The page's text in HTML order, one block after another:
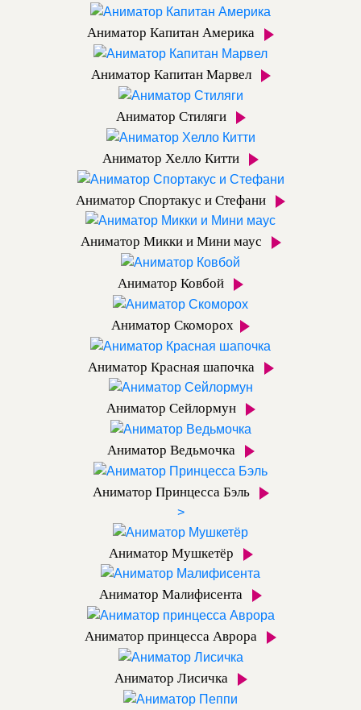
Аниматор Капитан Америка
Аниматор Капитан Марвел
Аниматор Стиляги
Аниматор Хелло Китти
Аниматор Спортакус и Стефани
Аниматор Микки и Мини маус
Аниматор Ковбой
Аниматор Скоморох
Аниматор Красная шапочка
Аниматор Сейлормун
Аниматор Ведьмочка
Аниматор Принцесса Бэль
>
Аниматор Мушкетёр
Аниматор Малифисента
Аниматор принцесса Аврора
Аниматор Лисичка